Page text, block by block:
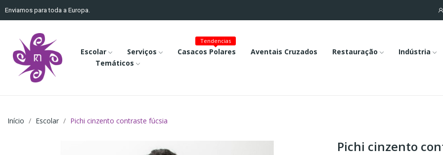
Enviamos para toda a Europa.
Escolar Serviços Casacos Polares
Tendencias
Aventais Cruzados Restauração
Indústria
Temáticos
Início Escolar Pichi cinzento contraste fúcsia
Pichi cinzento